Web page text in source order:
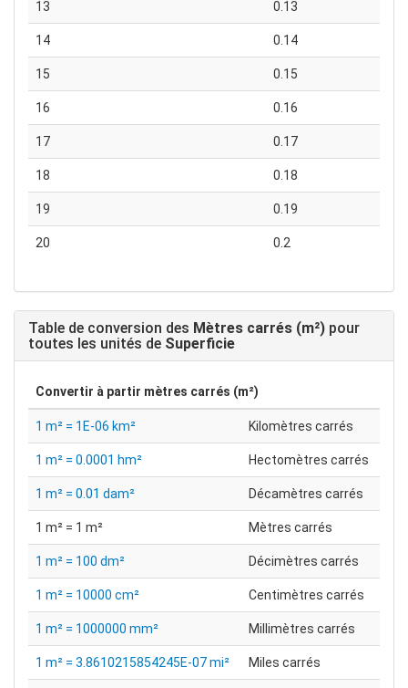
13 0.13
14 0.14
15 0.15
16 0.16
17 0.17
18 0.18
19 0.19
20 0.2
Table de conversion des Mètres carrés (m²) pour
toutes les unités de Superficie
Convertir à partir mètres carrés (m²)
1 m² = 1E-06 km² Kilomètres carrés
1 m² = 0.0001 hm² Hectomètres carrés
1 m² = 0.01 dam² Décamètres carrés
1 m² = 1 m² Mètres carrés
1 m² = 100 dm² Décimètres carrés
1 m² = 10000 cm² Centimètres carrés
1 m² = 1000000 mm² Millimètres carrés
1 m² = 3.8610215854245E-07 mi² Miles carrés